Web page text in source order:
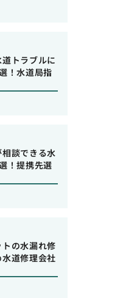
トラブルに
！水道局指
談できる水
！提携先選
の水漏れ修
道修理会社